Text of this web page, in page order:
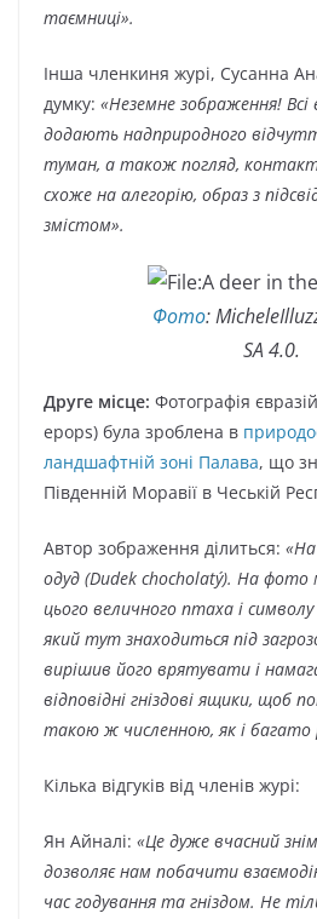
таємниці».
Інша членкиня журі, Сусанна
думку: «Неземне зображення!
додають надприродного
туман, а також погляд,
схоже на алегорію, образ з
змістом».
Фото:
SA 4.0.
Друге місце: Фотографія
epops) була зроблена в
ландшафтній зоні Палава, що
Південній Моравії в Чеській
Автор зображення ділиться:
одуд (Dudek chocholatý). На
цього величного птаха і символу
який тут знаходиться під
вирішив його врятувати і
відповідні гніздові ящики, щоб
такою ж численною, як і багато
Кілька відгуків від членів журі:
Ян Айналі: «Це дуже вчасний
дозволяє нам побачити
час годування та гніздом. Не